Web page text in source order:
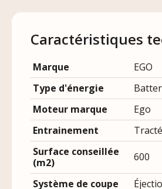
Caractéristiques
Marque
EGO
Type d'énergie
Moteur marque
Ego
Entrainement
Surface conseillée
(m2)
600
Système de coupe